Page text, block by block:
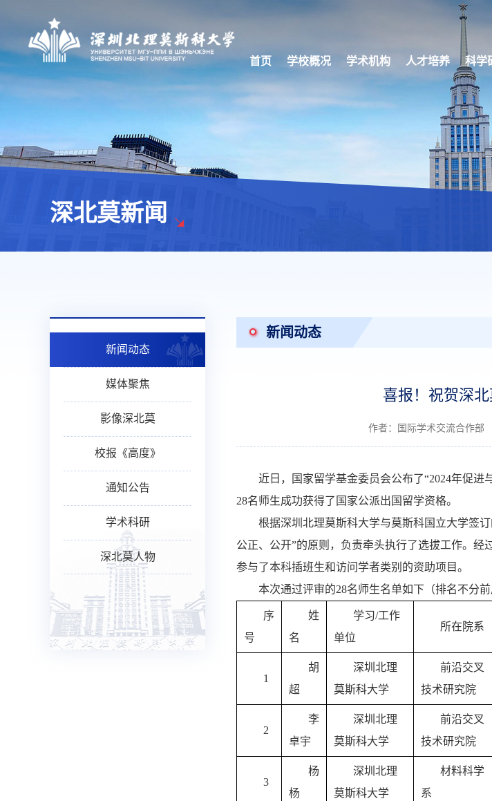
首页 学校概况 学术机构 人才培养 科学
深北莫新闻
新闻动态
媒体聚焦
影像深北莫
校报《高度》
通知公告
学术科研
深北莫人物
新闻动态
喜报！祝贺深
作者：国际学术交流合作
近日，国家留学基金委员会公布了“2024年促
28名师生成功获得了国家公派出国留学资格。
根据深圳北理莫斯科大学与莫斯科国立大学签
公正、公开”的原则，负责牵头执行了选拔工作。经
参与了本科插班生和访问学者类别的资助项目。
本次通过评审的28名师生名单如下（排名不分前
序
号
姓
名
学习/工作
单位
所在院系
1
胡
超
深圳北理
莫斯科大学
前沿交叉
技术研究院
2
李
卓宇
深圳北理
莫斯科大学
前沿交叉
技术研究院
3
杨
杨
深圳北理
莫斯科大学
材料科学
系